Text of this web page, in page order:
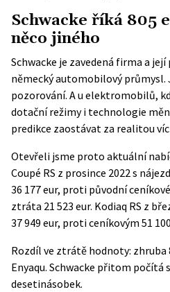
Schwacke říká 805
něco jiného
Schwacke je zavedená firma a
německý automobilový průmysl.
pozorování. A u elektromobilů,
dotační režimy i technologie
predikce zaostávat za realitou
Otevřeli jsme proto aktuální
Coupé RS z prosince 2022 s
36 177 eur, proti původní
ztráta 21 523 eur. Kodiaq RS z
37 949 eur, proticeníkovým 51
Rozdíl ve ztrátě hodnoty: zhruba
Enyaqu. Schwacke přitom počítá
desetinásobek.